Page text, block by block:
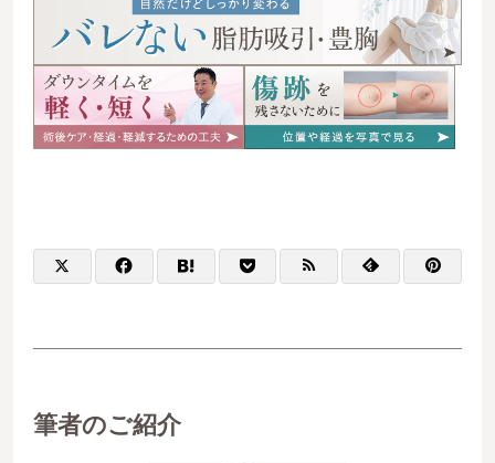
筆者のご紹介